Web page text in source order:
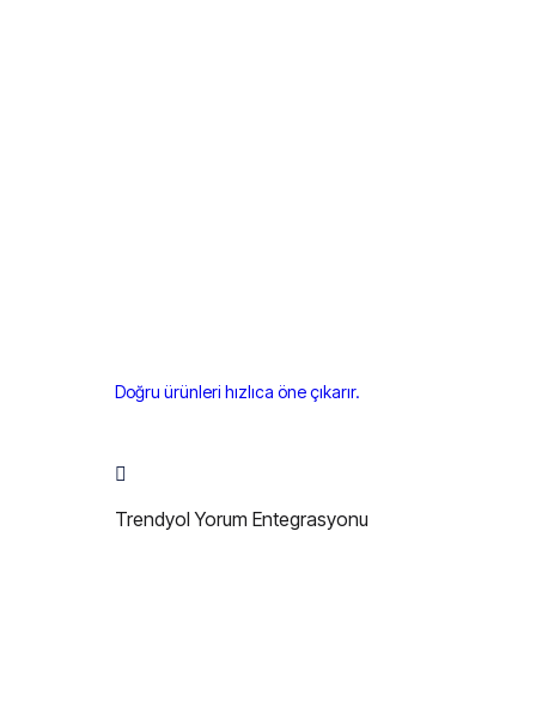
Doğru ürünleri hızlıca öne çıkarır.
Trendyol Yorum Entegrasyonu